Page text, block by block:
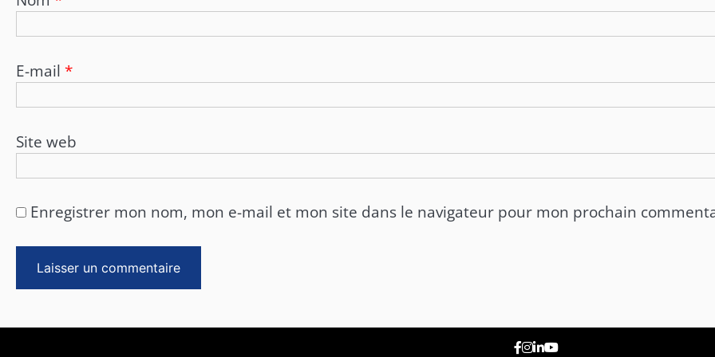
E-mail *
Site web
Enregistrer mon nom, mon e-mail et mon site dans le navigateur pour mon prochain
Facebook
Instagram
Linkedin
Youtube